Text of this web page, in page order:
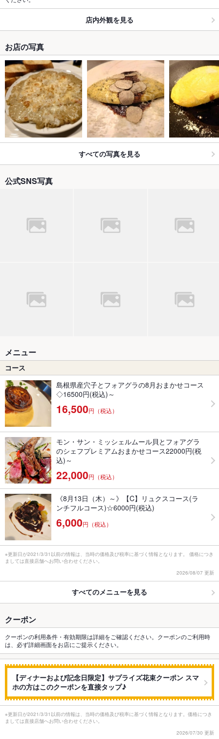
店内外観を見る
お店の写真
すべての写真を見る
公式SNS写真
メニュー
コース
島根県産穴子とフォアグラの8月おまかせコース
◇16500円(税込)～
16,500円（税込）
モン・サン・ミッシェルムール貝とフォアグラ
のシェフプレミアムおまかせコース22000円(税
込)～
22,000円（税込）
《8月13日（木）～》【C】リュクスコース(ラ
ンチフルコース)☆6000円(税込)
6,000円（税込）
※更新日が2021/3/31以前の情報は、当時の価格及び税率に基づく情報となります。 価格につき
ましては直接店舗へお問い合わせください。
2026/08/07 更新
すべてのメニューを見る
クーポン
クーポンの利用条件・有効期限は詳細をご確認ください。クーポンのご利用時
は、必ず詳細画面をお店にご提示ください。
【ディナーおよび記念日限定】サプライズ花束クーポン スマ
ホの方はこのクーポンを直接タップ♪
※更新日が2021/3/31以前の情報は、当時の価格及び税率に基づく情報となります。価格につき
ましては直接店舗へお問い合わせください。
2026/07/30 更新